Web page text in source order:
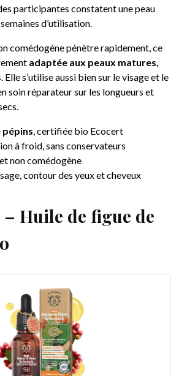
participantes constatent une peau
d’utilisation.
comédogène pénètre rapidement, ce
adaptée aux peaux matures,
. Elle s’utilise aussi bien sur le visage et le
soin réparateur sur les longueurs et
pépins , certifiée bio Ecocert
à froid, sans conservateurs
non comédogène
contour des yeux et cheveux
– Huile de figue de